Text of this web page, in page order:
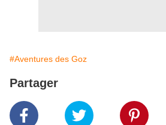
#Aventures des Goz
Partager